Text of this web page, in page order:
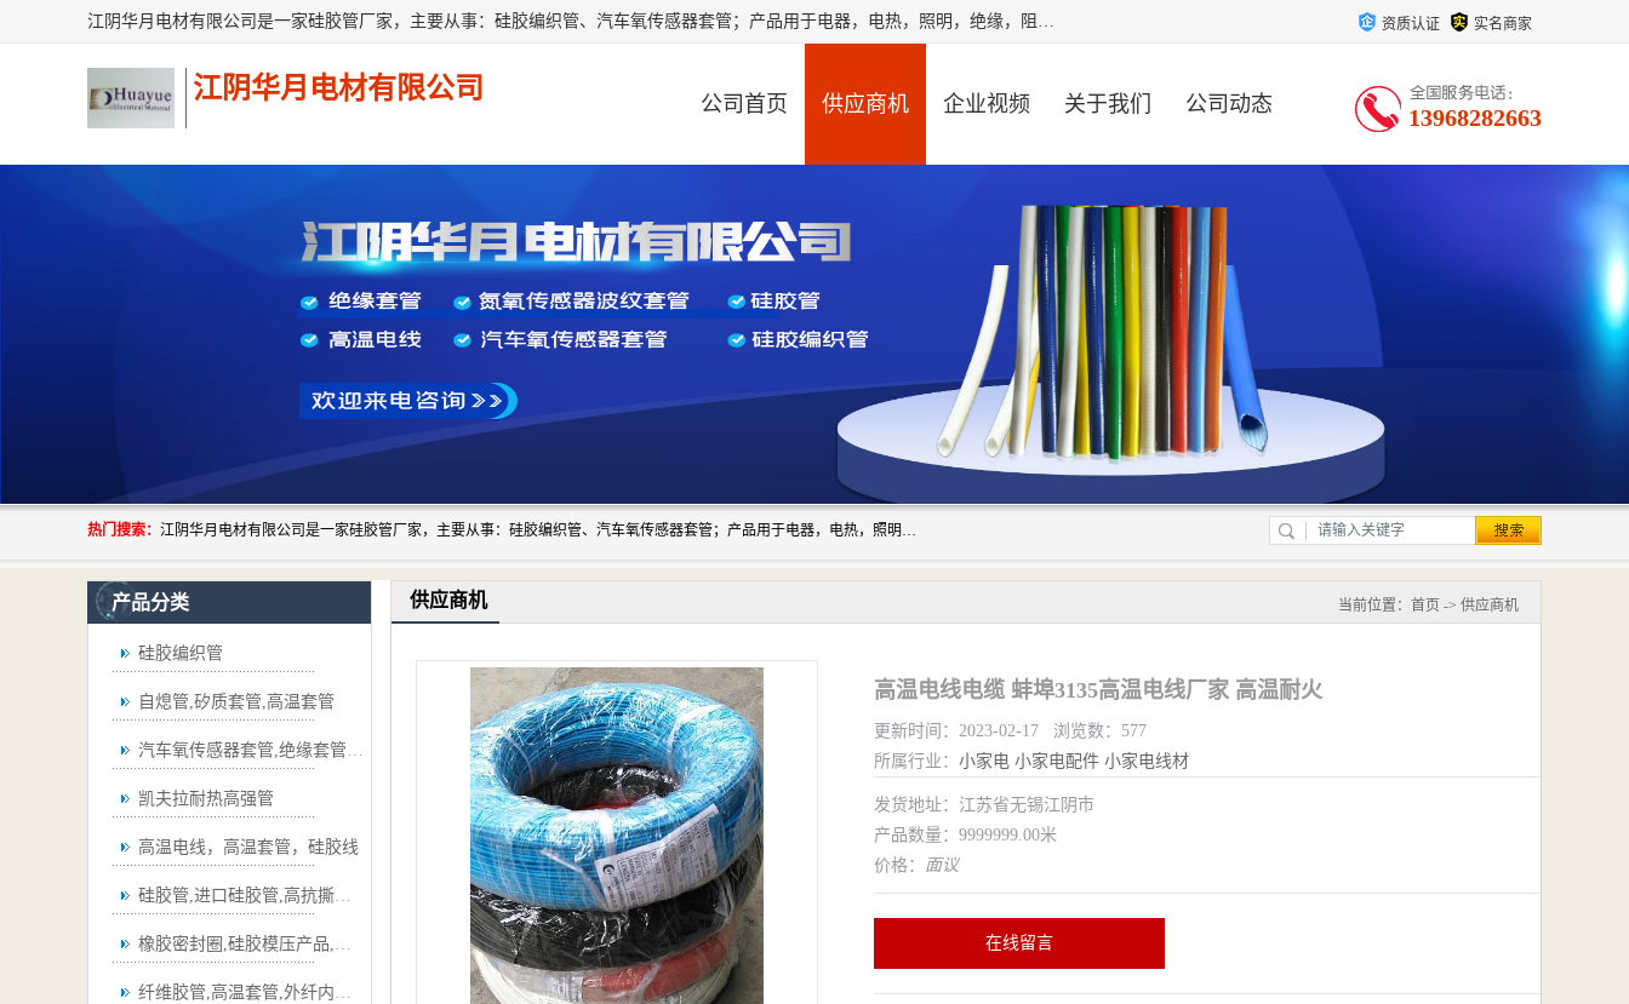
江阴华月电材有限公司是一家硅胶管厂家，主要从事：硅胶编织管、汽车氧传感器套管；产品用于电器，电热，照明，绝缘，阻燃，耐电压，耐热耐高温产品！其中汽车点火线套管，汽车氧传感器套管，波纹套管，平纹套管，外胶内纤套管，波纹橡胶管，多般用于汽车内束线，绝缘，耐高温阻燃，保护等作用。本公司秉承“顾客至上,锐意进取”的经营理念,原则为广大客户提供服务。欢迎广大客户惠顾！ 资质认证 实名商家
江阴华月电材有限公司 公司首页 供应商机 企业视频 关于我们 公司动态 13968282663
热门搜索： 江阴华月电材有限公司是一家硅胶管厂家，主要从事：硅胶编织管、汽车氧传感器套管；产品用于电器，电热，照明，绝缘，阻燃，耐电压，耐热耐高温产品！其中汽车点火线套管，汽车氧传感器套管，波纹套管，平纹套管，外胶内纤套管，波纹橡胶管，多般用于汽车内束线，绝缘，耐高温阻燃，保护等作用。本公司秉承“顾客至上,锐意进取”的经营理念,原则为广大客户提供服务。欢迎广大客户惠顾！
产品分类
硅胶编织管
自熄管,矽质套管,高温套管
汽车氧传感器套管,绝缘套管,波纹管
凯夫拉耐热高强管
高温电线，高温套管，硅胶线
硅胶管,进口硅胶管,高抗撕硅胶管
橡胶密封圈,硅胶模压产品,弯管
纤维胶管,高温套管,外纤内胶套管,
供应商机 当前位置： 首页 -> 供应商机
高温电线电缆 蚌埠3135高温电线厂家 高温耐火
更新时间：2023-02-17 浏览数：577
所属行业： 小家电 小家电配件 小家电线材
发货地址：江苏省无锡江阴市
产品数量：9999999.00米
价格： 面议
在线留言